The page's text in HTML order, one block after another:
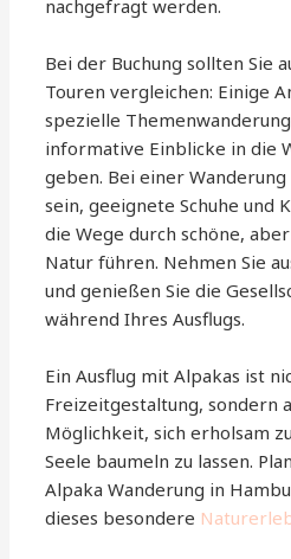
nachgefragt werden.
Bei der Buchung sollten Sie
Touren vergleichen: Einige
spezielle
informative Einblicke in die
geben. Bei einer
sein, geeignete Schuhe und
die Wege durch schöne,
Natur führen. Nehmen Sie
und genießen Sie die
während Ihres Ausflugs.
Ein Ausflug mit Alpakas ist
Freizeitgestaltung, sondern
Möglichkeit, sich erholsam
Seele baumeln zu lassen.
Alpaka Wanderung in
dieses besondere